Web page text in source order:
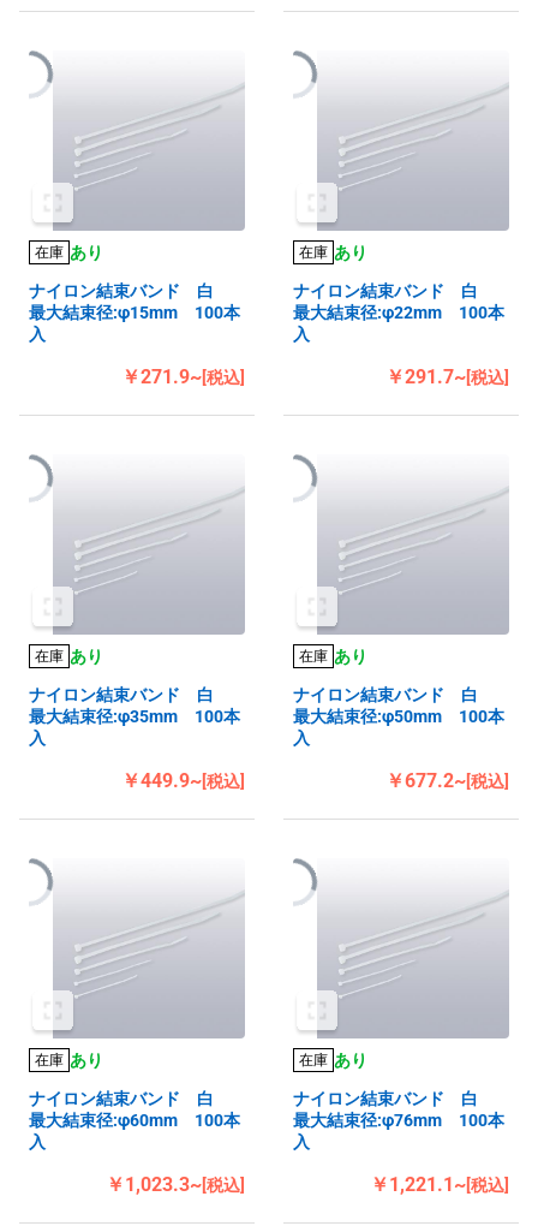
在庫 あり
ナイロン結束バンド 白
最大結束径:φ15mm 100本
入
￥271.9~[税込]
在庫 あり
ナイロン結束バンド 白
最大結束径:φ22mm 100本
入
￥291.7~[税込]
在庫 あり
ナイロン結束バンド 白
最大結束径:φ35mm 100本
入
￥449.9~[税込]
在庫 あり
ナイロン結束バンド 白
最大結束径:φ50mm 100本
入
￥677.2~[税込]
在庫 あり
ナイロン結束バンド 白
最大結束径:φ60mm 100本
入
￥1,023.3~[税込]
在庫 あり
ナイロン結束バンド 白
最大結束径:φ76mm 100本
入
￥1,221.1~[税込]